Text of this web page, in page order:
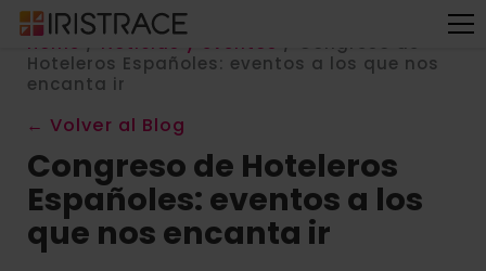
Home / Noticias y eventos /
Congreso de
Hoteleros Españoles: eventos a los que nos
encanta ir
← Volver al Blog
Congreso de Hoteleros
Españoles: eventos a los
que nos encanta ir